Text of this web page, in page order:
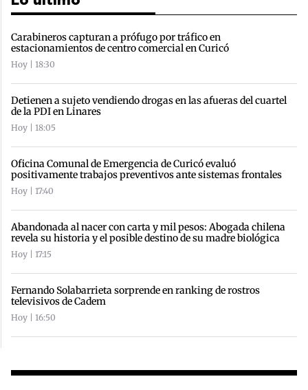
Carabineros capturan a prófugo por tráfico en
estacionamientos de centro comercial en Curicó
Hoy | 18:30
Detienen a sujeto vendiendo drogas en las afueras del cuartel
de la PDI en Linares
Hoy | 18:05
Oficina Comunal de Emergencia de Curicó evaluó
positivamente trabajos preventivos ante sistemas frontales
Hoy | 17:40
Abandonada al nacer con carta y mil pesos: Abogada chilena
revela su historia y el posible destino de su madre biológica
Hoy | 17:15
Fernando Solabarrieta sorprende en ranking de rostros
televisivos de Cadem
Hoy | 16:50